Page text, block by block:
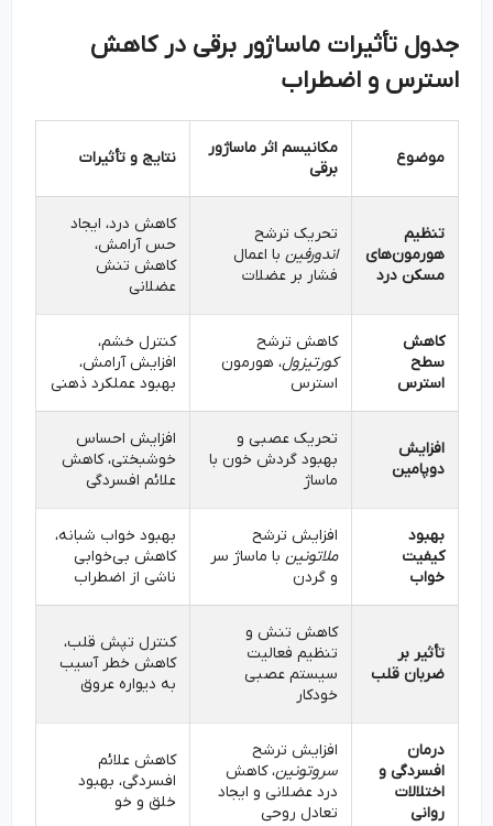
جدول تأثیرات ماساژور برقی در کاهش
استرس و اضطراب
موضوع
مکانیسم اثر ماساژور
نتایج و تأثیرات
تنظیم
هورمون‌های
مسکن درد
تحریک ترشح
اندورفینبا اعمال
فشار بر عضلات
کاهش درد، ایجاد
حس آرامش،
کاهش تنش
عضلانی
کاهش
سطح
استرس
کاهش ترشح
کورتیزول، هورمون
استرس
کنترل خشم،
افزایش آرامش،
بهبود عملکرد ذهنی
افزایش
دوپامین
تحریک عصبی و
بهبود گردش خون با
ماساژ
افزایش احساس
خوشبختی، کاهش
علائم افسردگی
بهبود
کیفیت
خواب
افزایش ترشح
ملاتونینبا ماساژ سر
و گردن
بهبود خواب شبانه،
کاهش بی‌خوابی
ناشی از اضطراب
تأثیر بر
ضربان قلب
کاهش تنش و
تنظیم فعالیت
سیستم عصبی
خودکار
کنترل تپش قلب،
کاهش خطر آسیب
به دیواره عروق
درمان
افسردگی و
اختلالات
روانی
افزایش ترشح
سروتونین، کاهش
درد عضلانی و ایجاد
تعادل روحی
کاهش علائم
افسردگی، بهبود
خلق و خو